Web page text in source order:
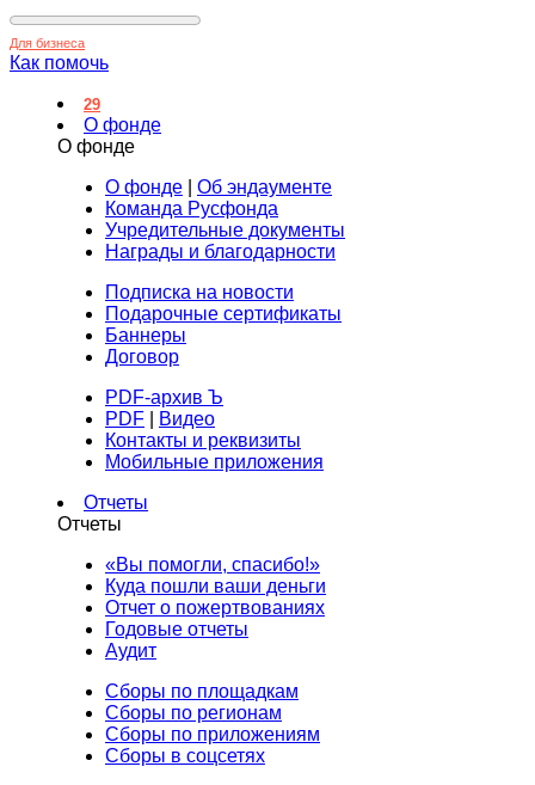
Для бизнеса
Как помочь
29
О фонде
О фонде
О фонде
Об эндаументе
Команда Русфонда
Учредительные документы
Награды и благодарности
Подписка на новости
Подарочные сертификаты
Баннеры
Договор
PDF-архив Ъ
PDF
Видео
Контакты и реквизиты
Мобильные приложения
Отчеты
Отчеты
«Вы помогли, спасибо!»
Куда пошли ваши деньги
Отчет о пожертвованиях
Годовые отчеты
Аудит
Сборы по площадкам
Сборы по регионам
Сборы по приложениям
Сборы в соцсетях